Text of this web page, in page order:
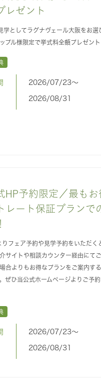
レゼント
学としてラグナヴェール大阪をお選
プル様限定で挙式料全額プレゼント
2026/07/23〜
2026/08/31
HP予約限定／最もお
レート保証プランで
りフェア予約や見学予約をいただく
サイトや相談カウンター経由にて
合よりもお得なプランをご案内す
ぜひ当公式ホームページよりご予約
2026/07/23〜
2026/08/31